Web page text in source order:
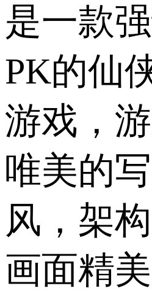
是一款
PK的仙
游戏，
唯美的
风，架
画面精